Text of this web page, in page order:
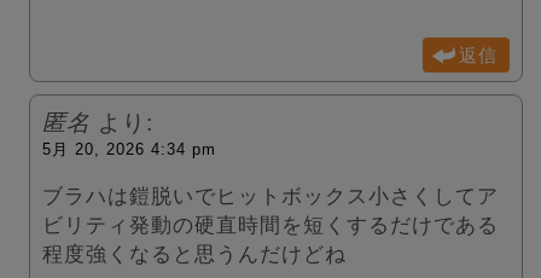
返信
匿名 より:
5月 20, 2026 4:34 pm
ブラハは鎧脱いでヒットボックス小さくしてア
ビリティ発動の硬直時間を短くするだけである
程度強くなると思うんだけどね